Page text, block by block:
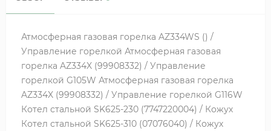
Атмосферная газовая горелка AZ334WS () /
Управление горелкой Атмосферная газовая
горелка AZ334X (99908332) / Управление
горелкой G105W Атмосферная газовая горелка
AZ334X (99908332) / Управление горелкой G116W
Котел стальной SK625-230 (7747220004) / Кожух
Котел стальной SK625-310 (07076040) / Кожух